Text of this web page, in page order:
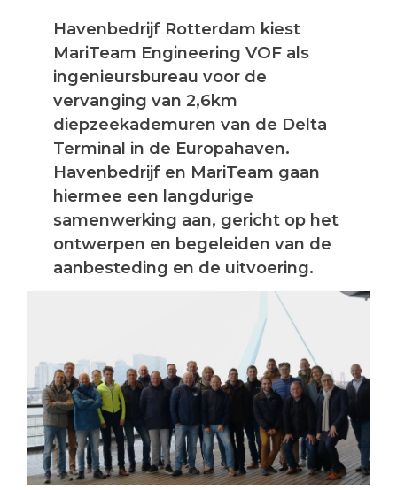
Havenbedrijf Rotterdam kiest
MariTeam Engineering VOF als
ingenieursbureau voor de
vervanging van 2,6km
diepzeekademuren van de Delta
Terminal in de Europahaven.
Havenbedrijf en MariTeam gaan
hiermee een langdurige
samenwerking aan, gericht op het
ontwerpen en begeleiden van de
aanbesteding en de uitvoering.